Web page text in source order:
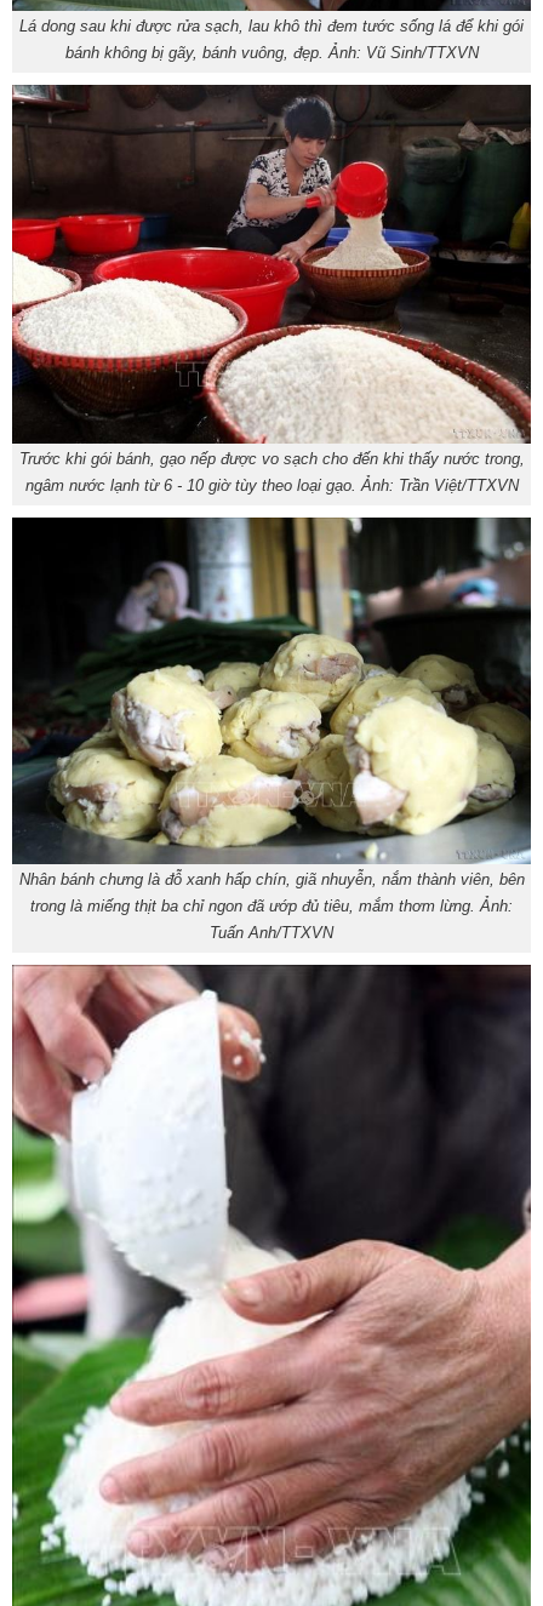
Lá dong sau khi được rửa sạch, lau khô thì đem tước sống lá để khi gói
bánh không bị gãy, bánh vuông, đẹp. Ảnh: Vũ Sinh/TTXVN
Trước khi gói bánh, gạo nếp được vo sạch cho đến khi thấy nước trong,
ngâm nước lạnh từ 6 - 10 giờ tùy theo loại gạo. Ảnh: Trần Việt/TTXVN
Nhân bánh chưng là đỗ xanh hấp chín, giã nhuyễn, nắm thành viên, bên
trong là miếng thịt ba chỉ ngon đã ướp đủ tiêu, mắm thơm lừng. Ảnh:
Tuấn Anh/TTXVN